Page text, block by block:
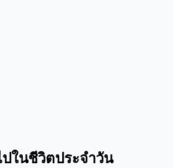
ในชีวิตประจำวัน